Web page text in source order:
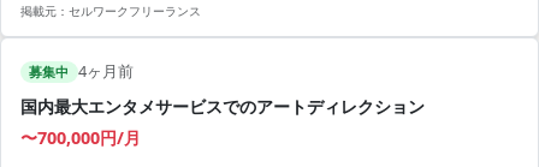
・3D/2Dグラフィックのスキルが活かせる ・即日開始可能で迅速な参
掲載元： セルワークフリーランス
募集中 4ヶ月前
国内最大エンタメサービスでのアートディレクション
〜700,000円/月